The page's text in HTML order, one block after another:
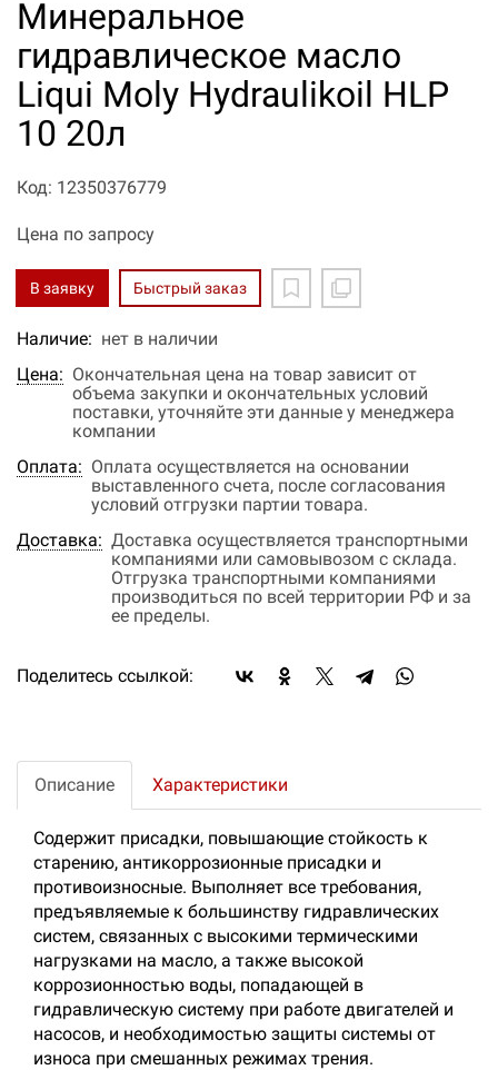
Минеральное
гидравлическое масло
Liqui Moly Hydraulikoil HLP
10 20л
Код: 12350376779
Цена по запросу
В заявку Быстрый заказ
Наличие: нет в наличии
Цена: Окончательная цена на товар зависит от
объема закупки и окончательных условий
поставки, уточняйте эти данные у менеджера
компании
Оплата: Оплата осуществляется на основании
выставленного счета, после согласования
условий отгрузки партии товара.
Доставка: Доставка осуществляется транспортными
компаниями или самовывозом с склада.
Отгрузка транспортными компаниями
производиться по всей территории РФ и за
ее пределы.
Поделитесь ссылкой:
Описание Характеристики
Содержит присадки, повышающие стойкость к
старению, антикоррозионные присадки и
противоизносные. Выполняет все требования,
предъявляемые к большинству гидравлических
систем, связанных с высокими термическими
нагрузками на масло, а также высокой
коррозионностью воды, попадающей в
гидравлическую систему при работе двигателей и
насосов, и необходимостью защиты системы от
износа при смешанных режимах трения.